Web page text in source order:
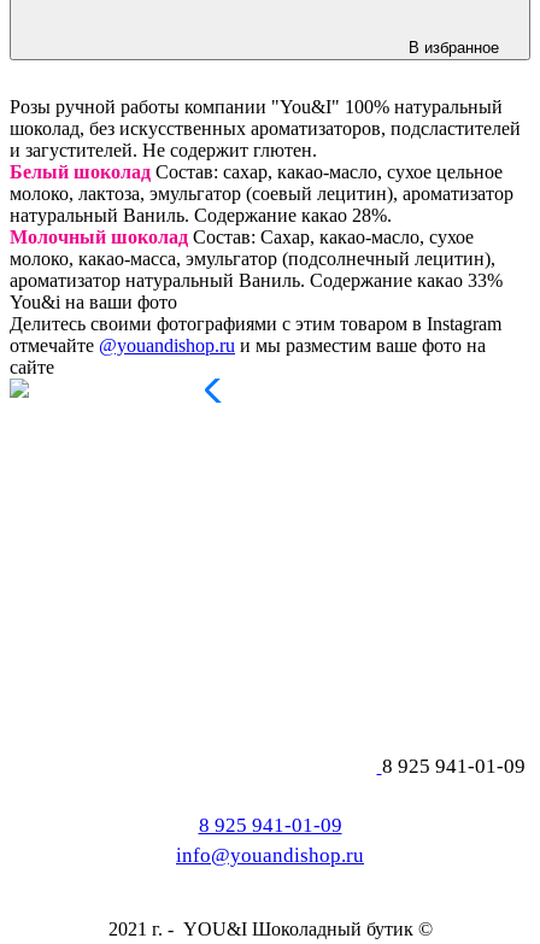
В избранное
Розы ручной работы компании "You&I" 100% натуральный
шоколад, без искусственных ароматизаторов, подсластителей
и загустителей. Не содержит глютен.
Белый шоколад Состав: сахар, какао-масло, сухое цельное
молоко, лактоза, эмульгатор (соевый лецитин), ароматизатор
натуральный Ваниль. Содержание какао 28%.
Молочный шоколад Состав: Сахар, какао-масло, сухое
молоко, какао-масса, эмульгатор (подсолнечный лецитин),
ароматизатор натуральный Ваниль. Содержание какао 33%
You&i на ваши фото
Делитесь своими фотографиями с этим товаром в Instagram
отмечайте @youandishop.ru и мы разместим ваше фото на
сайте
8 925 941-01-09
8 925 941-01-09
info@youandishop.ru
2021 г. - YOU&I Шоколадный бутик ©